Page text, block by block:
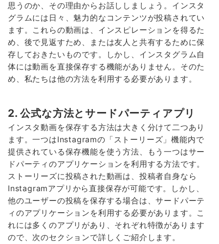
思うのか、その理由からお話ししましょう。インスタ
グラムには日々、魅力的なコンテンツが投稿されてい
ます。これらの動画は、インスピレーションを得るた
め、後で見返すため、または友人と共有するために保
存しておきたいものです。しかし、インスタグラム自
体には動画を直接保存する機能がありません。そのた
め、私たちは他の方法を利用する必要があります。
2. 公式な方法とサードパーティアプリ
インスタ動画を保存する方法は大きく分けて二つあり
ます。一つはInstagramの「ストーリーズ」機能内で
提供されている保存機能を使う方法、もう一つはサー
ドパーティのアプリケーションを利用する方法です。
ストーリーズに投稿された動画は、投稿者自身なら
Instagramアプリから直接保存が可能です。しかし、
他のユーザーの投稿を保存する場合は、サードパーテ
ィのアプリケーションを利用する必要があります。こ
れには多くのアプリがあり、それぞれ特徴があります
ので、次のセクションで詳しくご紹介します。